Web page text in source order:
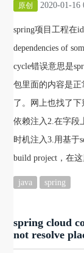
原创 2020-01-16
spring项目工程在
dependencies of
cycle错误意思是
包里面的内容是正
了。网上也找了
依赖注入2.在字段
时机注入3.用基于
build project，在
java spring
spring cloud
not resolve